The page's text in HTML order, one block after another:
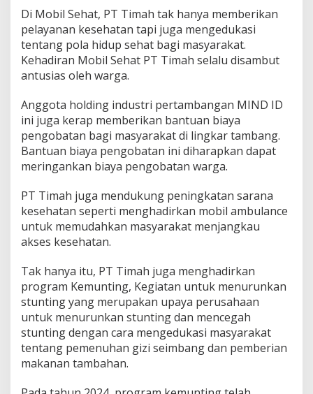
Di Mobil Sehat, PT Timah tak hanya memberikan
pelayanan kesehatan tapi juga mengedukasi
tentang pola hidup sehat bagi masyarakat.
Kehadiran Mobil Sehat PT Timah selalu disambut
antusias oleh warga.
Anggota holding industri pertambangan MIND ID
ini juga kerap memberikan bantuan biaya
pengobatan bagi masyarakat di lingkar tambang.
Bantuan biaya pengobatan ini diharapkan dapat
meringankan biaya pengobatan warga.
PT Timah juga mendukung peningkatan sarana
kesehatan seperti menghadirkan mobil ambulance
untuk memudahkan masyarakat menjangkau
akses kesehatan.
Tak hanya itu, PT Timah juga menghadirkan
program Kemunting, Kegiatan untuk menurunkan
stunting yang merupakan upaya perusahaan
untuk menurunkan stunting dan mencegah
stunting dengan cara mengedukasi masyarakat
tentang pemenuhan gizi seimbang dan pemberian
makanan tambahan.